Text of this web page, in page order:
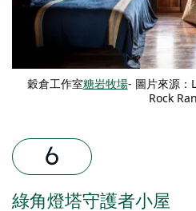
穀倉工作室糖岩牧場- 圖片來源
Rock
綠角燈塔守護者小屋